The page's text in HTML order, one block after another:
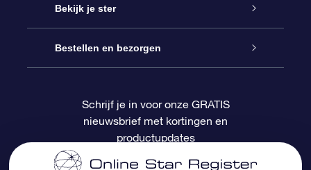
Contact
Blog
OSR Recensies
Online Star Gift
OSR Cadeaupakket
OSR Cadeaukaart
Relatiegeschenken
Bekijk je ster
Sterrenregister
Gepersonaliseerde sterrenpagina
One Million Stars
Bestellen en bezorgen
Betalingsinformatie
Verzendinformatie
Schrijf je in voor onze GRATIS
nieuwsbrief met kortingen en
productupdates